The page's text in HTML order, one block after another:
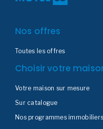
Nos offres
Toutes les offres
Choisir votre
Votre maison sur mesure
Sur catalogue
Nos programmes immobiliers